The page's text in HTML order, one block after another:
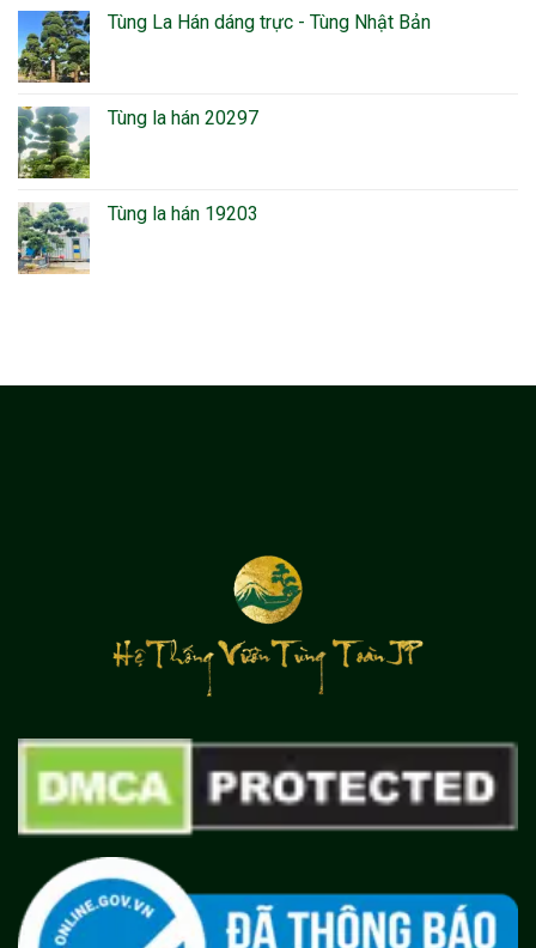
Tùng La Hán dáng trực - Tùng Nhật Bản
Tùng la hán 20297
Tùng la hán 19203